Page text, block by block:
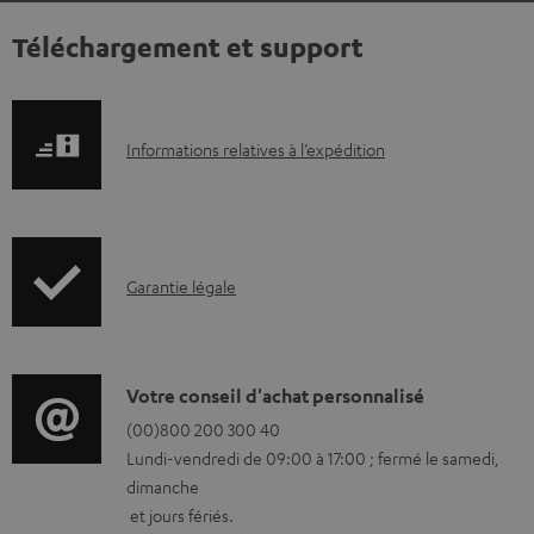
Téléchargement et support
I
r
t
i
o
n
Informations relatives à l’expédition
I
o
r
m
a
Garantie légale
D
é
t
a
Votre conseil d'achat personnalisé
(00)800 200 300 40
Lundi-vendredi de 09:00 à 17:00 ; fermé le samedi,
dimanche
et jours fériés.